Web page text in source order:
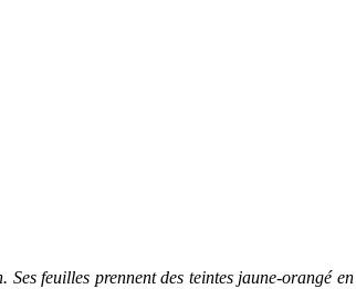
feuilles prennent des teintes jaune-orangé